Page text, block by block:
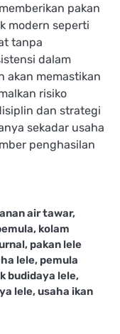
pakan
modern seperti
tanpa
dalam
akan memastikan
risiko
dan strategi
sekadar usaha
penghasilan
air tawar,
, kolam
, pakan lele
lele, pemula
budidaya lele,
lele, usaha ikan